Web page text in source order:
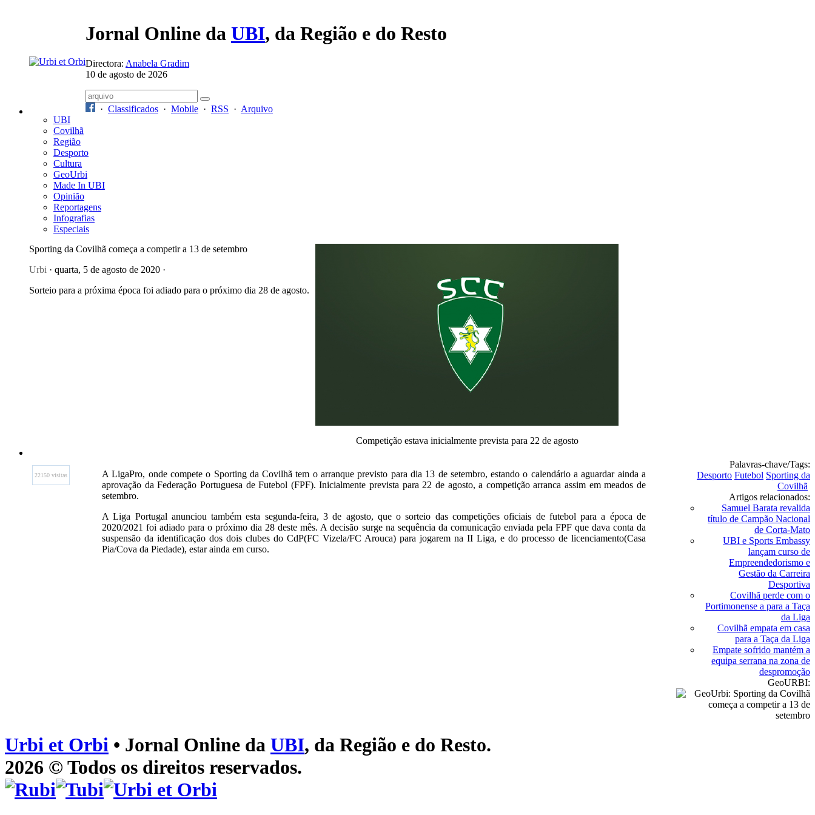
Jornal Online da UBI, da Região e do Resto
Directora: Anabela Gradim
10 de agosto de 2026
· Classificados · Mobile · RSS · Arquivo
UBI
Covilhã
Região
Desporto
Cultura
GeoUrbi
Made In UBI
Opinião
Reportagens
Infografias
Especiais
Sporting da Covilhã começa a competir a 13 de setembro
Urbi · quarta, 5 de agosto de 2020 ·
Sorteio para a próxima época foi adiado para o próximo dia 28 de agosto.
Competição estava inicialmente prevista para 22 de agosto
22150 visitas
A LigaPro, onde compete o Sporting da Covilhã tem o arranque previsto para dia 13 de setembro, estando o calendário a aguardar ainda a
aprovação da Federação Portuguesa de Futebol (FPF). Inicialmente prevista para 22 de agosto, a competição arranca assim em meados de
setembro.
A Liga Portugal anunciou também esta segunda-feira, 3 de agosto, que o sorteio das competições oficiais de futebol para a época de
2020/2021 foi adiado para o próximo dia 28 deste mês. A decisão surge na sequência da comunicação enviada pela FPF que dava conta da
suspensão da identificação dos dois clubes do CdP(FC Vizela/FC Arouca) para jogarem na II Liga, e do processo de licenciamento(Casa
Pia/Cova da Piedade), estar ainda em curso.
Palavras-chave/Tags:
Desporto Futebol Sporting da
Covilhã
Artigos relacionados:
Samuel Barata revalida
título de Campão Nacional
de Corta-Mato
UBI e Sports Embassy
lançam curso de
Empreendedorismo e
Gestão da Carreira
Desportiva
Covilhã perde com o
Portimonense a para a Taça
da Liga
Covilhã empata em casa
para a Taça da Liga
Empate sofrido mantém a
equipa serrana na zona de
despromoção
GeoURBI:
Urbi et Orbi • Jornal Online da UBI, da Região e do Resto.
2026 © Todos os direitos reservados.